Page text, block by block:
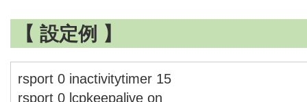
【 設定例 】
rsport 0 inactivitytimer 15
rsport 0 lcpkeepalive on